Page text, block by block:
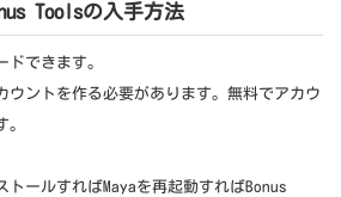
Toolsの入手方法
ドできます。
ウントを作る必要があります。無料でアカウ
。
トールすればMayaを再起動すればBonus